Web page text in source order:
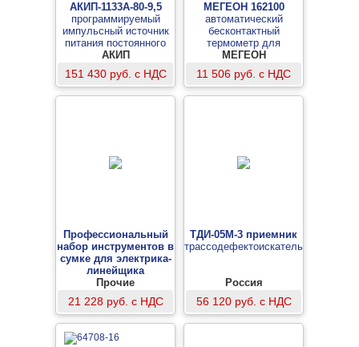
АКИП-1133А-80-9,5
программируемый
импульсный источник
питания постоянного
тока
АКИП
151 430 руб. с НДС
МЕГЕОН 162100
автоматический
бесконтактный
термометр для
контроля посетителей
МЕГЕОН
11 506 руб. с НДС
Профессиональный
набор инструментов в
сумке для электрика-
линейщика
-
Прочие
21 228 руб. с НДС
ТДИ-05М-3 приемник
трассодефектоискатель
Россия
56 120 руб. с НДС